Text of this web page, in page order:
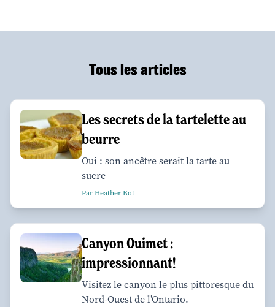
Tous les articles
Les secrets de la tartelette au
beurre
Oui : son ancêtre serait la tarte au
sucre
Par Heather Bot
Canyon Ouimet :
impressionnant!
Visitez le canyon le plus pittoresque du
Nord-Ouest de l’Ontario.